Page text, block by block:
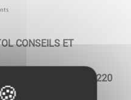
CONSEILS ET
Route des terres d’or, 21220